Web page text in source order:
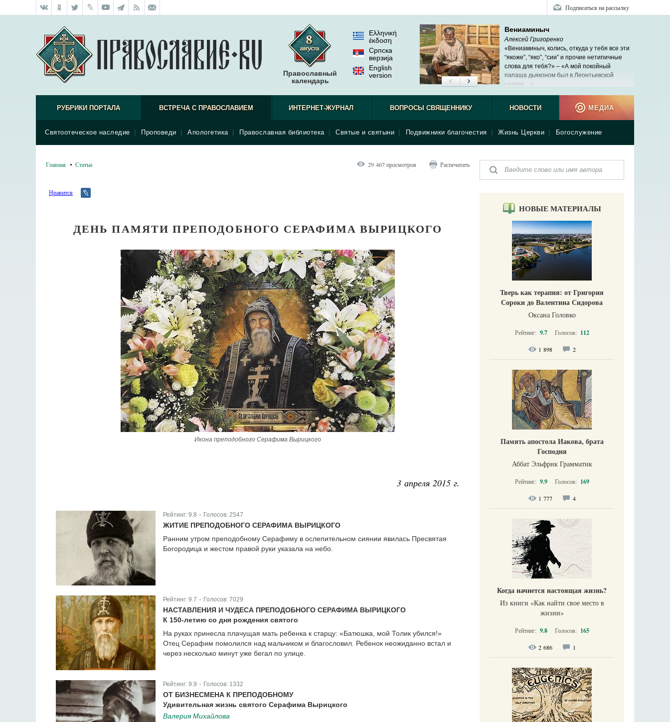
Подписаться на рассылку
Православный
календарь
Ελληνική
έκδοση
Српска
верзиjа
English
version
Вениаминыч
Алексей Григоренко
«Вениаминыч, колись, откуда у тебя все эти
“якоже”, “яко”, “сии” и прочие нетипичные
слова для тебя?» – «А мой покойный
папаша дьяконом был в Леонтьевской
церкви…»
РУБРИКИ ПОРТАЛА ВСТРЕЧА С ПРАВОСЛАВИЕМ
Святоотеческое наследие Проповеди Апологетика Православная библиотека Святые и святыни Подвижники благочестия Жизнь Церкви Богослужение
ИНТЕРНЕТ-ЖУРНАЛ ВОПРОСЫ СВЯЩЕННИКУ НОВОСТИ МЕДИА
Главная Статьи 29 467 просмотров Распечатать
Нравится
ДЕНЬ ПАМЯТИ ПРЕПОДОБНОГО СЕРАФИМА ВЫРИЦКОГО
Икона преподобного Серафима Вырицкого
3 апреля 2015 г.
Рейтинг: 9.8 Голосов: 2547
ЖИТИЕ ПРЕПОДОБНОГО СЕРАФИМА ВЫРИЦКОГО
Ранним утром преподобному Серафиму в ослепительном сиянии явилась Пресвятая
Богородица и жестом правой руки указала на небо.
Рейтинг: 9.7 Голосов: 7029
НАСТАВЛЕНИЯ И ЧУДЕСА ПРЕПОДОБНОГО СЕРАФИМА ВЫРИЦКОГО
К 150-летию со дня рождения святого
На руках принесла плачущая мать ребенка к старцу: «Батюшка, мой Толик убился!»
Отец Серафим помолился над мальчиком и благословил. Ребенок неожиданно встал и
через несколько минут уже бегал по улице.
Рейтинг: 9.9 Голосов: 1332
ОТ БИЗНЕСМЕНА К ПРЕПОДОБНОМУ
Удивительная жизнь святого Серафима Вырицкого
Валерия Михайлова
НОВЫЕ МАТЕРИАЛЫ
Тверь как терапия: от Григория
Сороки до Валентина Сидорова
Оксана Головко
Рейтинг: 9.7 Голосов: 112
1 898 2
Память апостола Иакова, брата
Господня
Аббат Эльфрик Грамматик
Рейтинг: 9.9 Голосов: 169
1 777 4
Когда начнется настоящая жизнь?
Из книги «Как найти свое место в
жизни​»
Рейтинг: 9.8 Голосов: 165
2 686 1